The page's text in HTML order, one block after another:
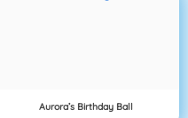
Aurora’s Birthday Ball